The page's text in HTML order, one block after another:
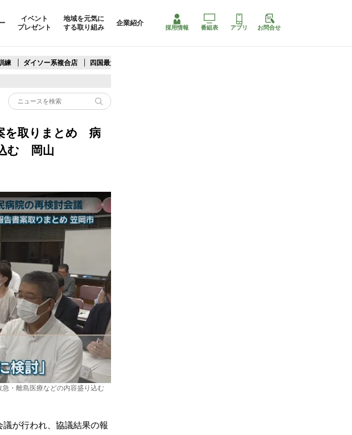
イベント
プレゼント
地域を元気に
する取り組み
企業紹介
採用情報 番組表 アプリ お問合せ
練 ダイソー系複合店 四国最大スリコ
を取りまとめ 病
む 岡山
・離島医療などの内容盛り込む
が行われ、協議結果の報